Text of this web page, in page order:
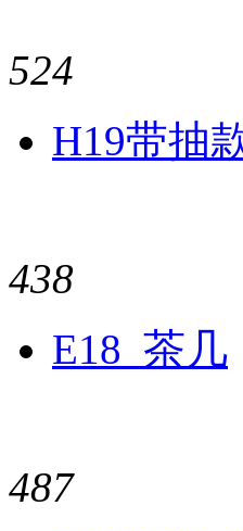
524
H19带抽
438
E18_茶几
487